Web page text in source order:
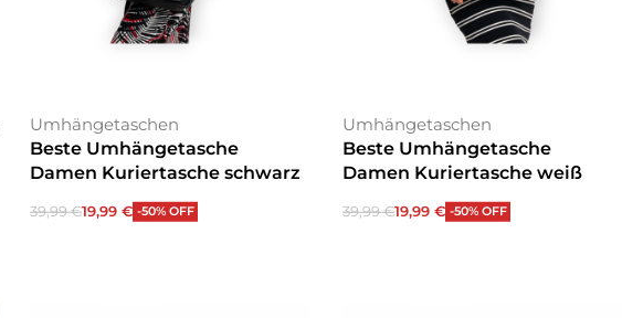
Umhängetaschen
Beste Umhängetasche
Damen Kuriertasche schwarz
39,99€19,99 € -50% OFF
Umhängetaschen
Beste Umhängetasche
Damen Kuriertasche weiß
39,99€19,99 € -50% OFF